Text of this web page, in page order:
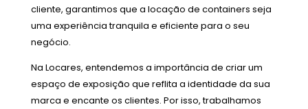
cliente, garantimos que a locação de containers seja
uma experiência tranquila e eficiente para o seu
negócio.
Na Locares, entendemos a importância de criar um
espaço de exposição que reflita a identidade da sua
marca e encante os clientes. Por isso, trabalhamos